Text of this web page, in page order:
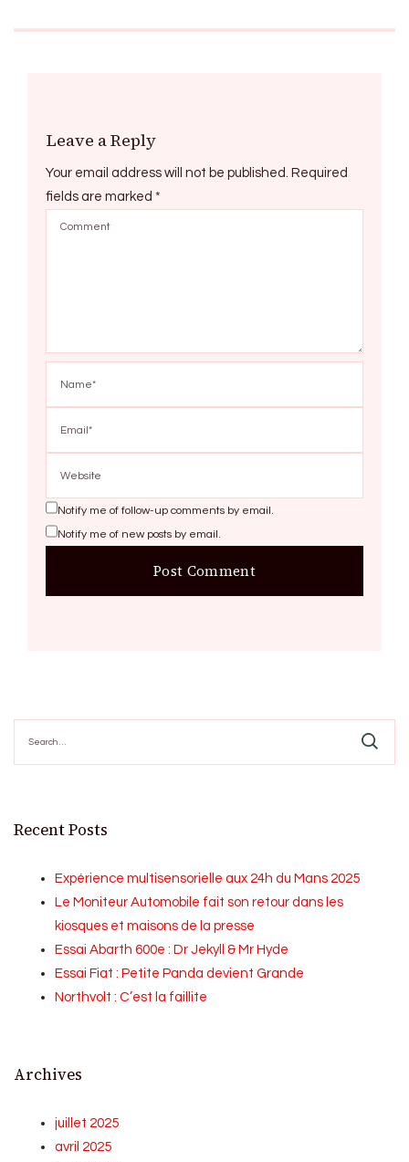
Leave a Reply
Your email address will not be published. Required
fields are marked *
Notify me of follow-up comments by email.
Notify me of new posts by email.
for:
Recent Posts
Expérience multisensorielle aux 24h du Mans 2025
Le Moniteur Automobile fait son retour dans les
kiosques et maisons de la presse
Essai Abarth 600e : Dr Jekyll & Mr Hyde
Essai Fiat : Petite Panda devient Grande
Northvolt : C’est la faillite
Archives
juillet 2025
avril 2025